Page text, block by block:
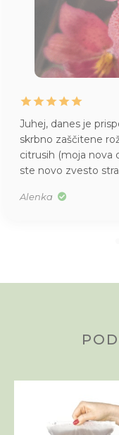
Juhej, danes je
skrbno zaščitene
citrusih (moja nova
ste novo zvesto
Alenka